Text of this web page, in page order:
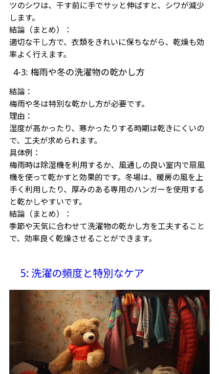
ツのシワは、干す前に手でサッと伸ばすと、シワが減少
します。
結論（まとめ）：
適切な干し方で、衣類をきれいに保ちながら、乾燥も効
率よく行えます。
4-3: 梅雨や冬の洗濯物の乾かし方
結論：
梅雨や冬は特別な乾かし方が必要です。
理由：
湿度が高かったり、寒かったりする時期は乾きにくいの
で、工夫が求められます。
具体例：
梅雨時は除湿機を利用するか、風通しの良い室内で扇風
機を使って乾かすと効果的です。冬場は、暖房の風を上
手く利用したり、厚みのある専用のハンガーを使用する
と乾かしやすいです。
結論（まとめ）：
季節や天気に合わせて洗濯物の乾かし方を工夫すること
で、効率良く乾燥させることができます。
5: 洗濯の頻度と特別なケア